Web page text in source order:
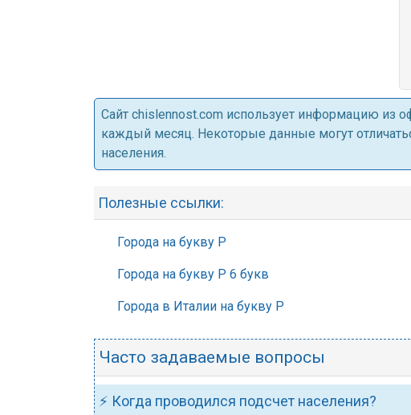
Cайт chislennost.com использует информацию из
каждый месяц. Некоторые данные могут
населения.
Полезные ссылки:
Города на букву Р
Города на букву Р 6 букв
Города в Италии на букву Р
Часто задаваемые вопросы
⚡ Когда проводился подсчет населения?